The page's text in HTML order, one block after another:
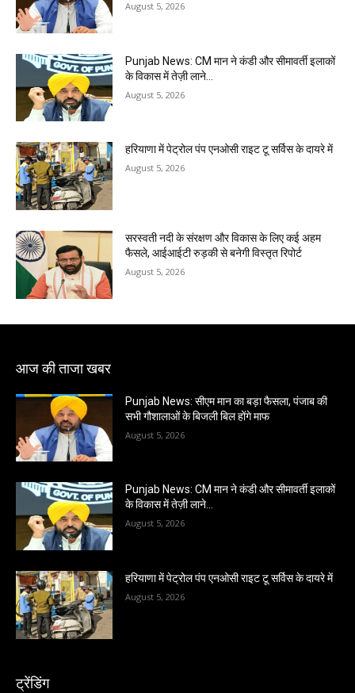
August 5, 2026
Punjab News: CM मान ने कंडी और सीमावर्ती इलाकों
के विकास में तेज़ी लाने…
August 5, 2026
हरियाणा में पेट्रोल पंप एनओसी राइट टू सर्विस के दायरे में
August 5, 2026
सरस्वती नदी के संरक्षण और विकास के लिए कई अहम
फैसले, आईआईटी रुड़की से बनेगी विस्तृत रिपोर्ट
August 5, 2026
आज की ताजा खबर
Punjab News: सीएम मान का बड़ा फैसला, पंजाब की
सभी गौशालाओं के बिजली बिल होंगे माफ
August 5, 2026
Punjab News: CM मान ने कंडी और सीमावर्ती इलाकों
के विकास में तेज़ी लाने…
August 5, 2026
हरियाणा में पेट्रोल पंप एनओसी राइट टू सर्विस के दायरे में
August 5, 2026
ट्रेंडिंग